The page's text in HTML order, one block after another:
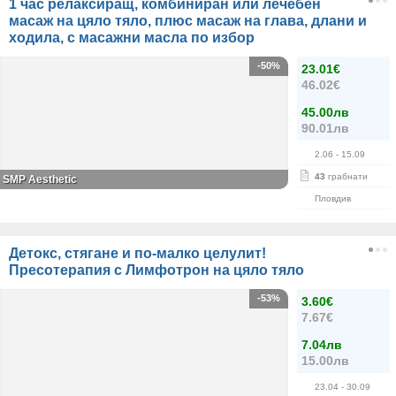
1 час релаксиращ, комбиниран или лечебен
масаж на цяло тяло, плюс масаж на глава, длани и
ходила, с масажни масла по избор
23.01€
46.02€
45.00лв
90.01лв
2.06 - 15.09
43 грабнати
Пловдив
-50%
SMP Aesthetic
Детокс, стягане и по-малко целулит!
Пресотерапия с Лимфотрон на цяло тяло
3.60€
7.67€
7.04лв
15.00лв
23.04 - 30.09
-53%